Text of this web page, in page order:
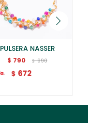
PULSERA NASSER
$ 790 $ 990
$ 672